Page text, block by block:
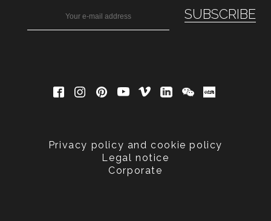
Privacy policy and cookie policy
Legal notice
Corporate